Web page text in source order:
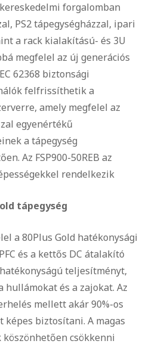
forgalomban
PS2 tápegységházzal, ipari
a rack kialakítású- és 3U
megfelel az új generációs
62368 biztonsági
felfrissíthetik a
amely megfelel az
egyenértékű
a tápegység
Az FSP900-50REB az
rendelkezik
tápegység
a 80Plus Gold hatékonysági
és a kettős DC átalakító
teljesítményt,
és a zajokat. Az
mellett akár 90%-os
biztosítani. A magas
csökkenni